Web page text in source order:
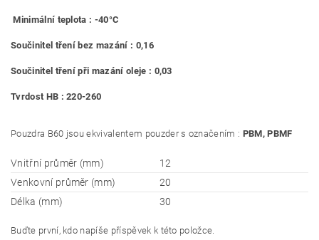
Minimální teplota : -40°C
Součinitel tření bez mazání : 0,16
Součinitel tření při mazání oleje : 0,03
Tvrdost HB : 220-260
Pouzdra B60 jsou ekvivalentem pouzder s označením : PBM, PBMF
Vnitřní průměr (mm)
12
Venkovní průměr (mm)
20
Délka (mm)
30
Buďte první, kdo napíše příspěvek k této položce.